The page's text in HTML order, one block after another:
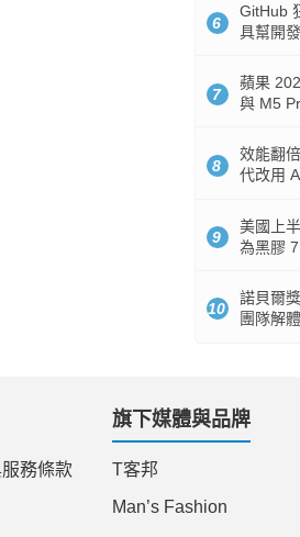
6
GitHub
具幫開
7
蘋果
與 M5
8
效能翻
代改用
9
美國上
為黑膠
10
諾貝爾
團隊解
務條款
旗下媒體與品牌
T客邦
Man’s Fashion